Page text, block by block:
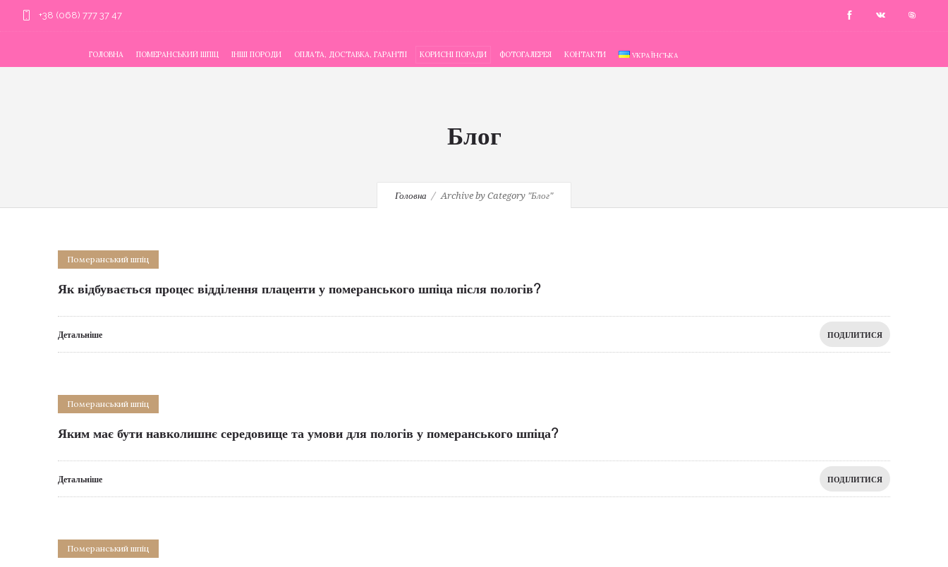
+38 (068) 777 37 47
ГОЛОВНА ПОМЕРАНСЬКИЙ ШПІЦ ІНШІ ПОРОДИ ОПЛАТА, ДОСТАВКА, ГАРАНТІЇ КОРИСНІ ПОРАДИ ФОТОГАЛЕРЕЯ КОНТАКТИ УКРАЇНСЬКА
Блог
Головна Archive by Category "Блог"
Померанський шпіц
Як відбувається процес відділення плаценти у померанського шпіца після пологів?
Детальніше ПОДІЛИТИСЯ
Померанський шпіц
Яким має бути навколишнє середовище та умови для пологів у померанського шпіца?
Детальніше ПОДІЛИТИСЯ
Померанський шпіц